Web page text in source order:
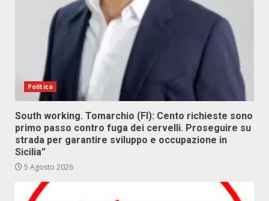
Politica
South working. Tomarchio (FI): Cento richieste sono
primo passo contro fuga dei cervelli. Proseguire su
strada per garantire sviluppo e occupazione in
Sicilia”
5 Agosto 2026